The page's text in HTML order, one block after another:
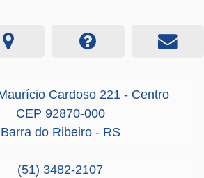
Cardoso 221 - Centro
CEP 92870-000
Barra do Ribeiro - RS
(51) 3482-2107